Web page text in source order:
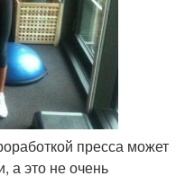
пресса может
а это не очень